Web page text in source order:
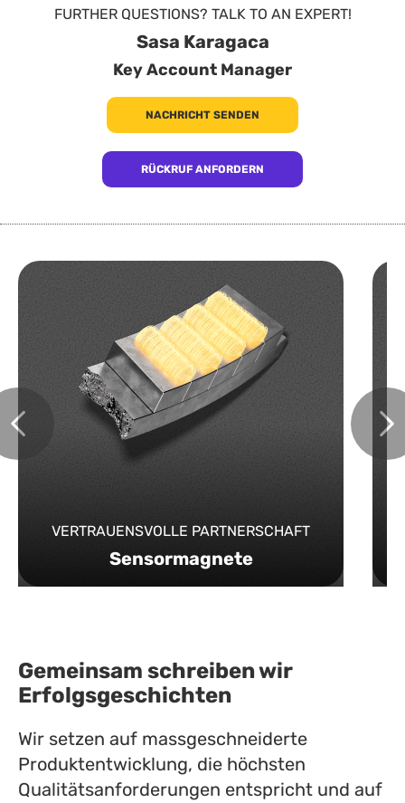
FURTHER QUESTIONS? TALK TO AN EXPERT!
Sasa Karagaca
Key Account Manager
NACHRICHT SENDEN
RÜCKRUF ANFORDERN
VERTRAUENSVOLLE PARTNERSCHAFT
Sensormagnete
Gemeinsam schreiben wir
Erfolgsgeschichten
Wir setzen auf massgeschneiderte
Produktentwicklung, die höchsten
Qualitätsanforderungen entspricht und auf